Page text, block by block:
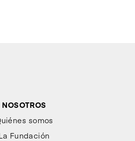
NOSOTROS
somos
Fundación